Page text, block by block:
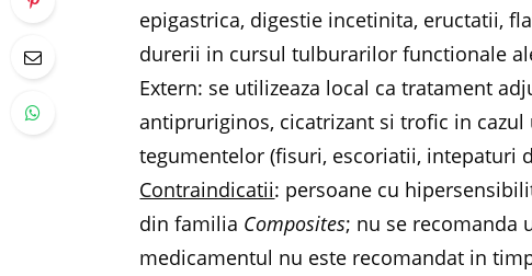
epigastrica, digestie incetinita, eructatii,
durerii in cursul tulburarilor functionale
Extern: se utilizeaza local ca tratament
antipruriginos, cicatrizant si trofic in
tegumentelor (fisuri, escoriatii, intepaturi
Contraindicatii: persoane cu
din familia Composites; nu se recomanda
medicamentul nu este recomandat in